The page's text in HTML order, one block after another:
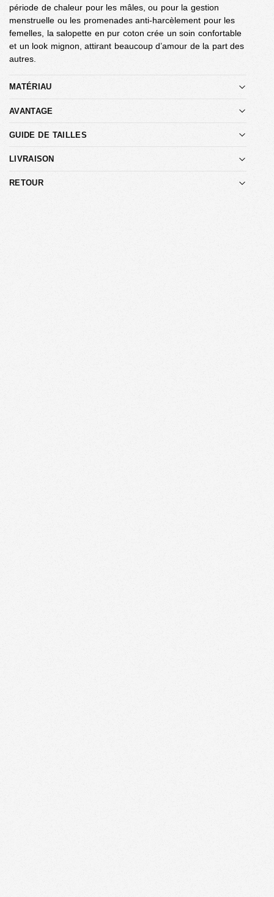
période de chaleur pour les mâles, ou pour la gestion
menstruelle ou les promenades anti-harcèlement pour les
femelles, la salopette en pur coton crée un soin confortable
et un look mignon, attirant beaucoup d’amour de la part des
autres.
MATÉRIAU
AVANTAGE
GUIDE DE TAILLES
LIVRAISON
RETOUR